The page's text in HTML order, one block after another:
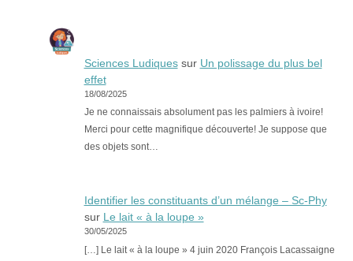
Sciences Ludiquessur Un polissage du plus bel
effet
18/08/2025
Je ne connaissais absolument pas les palmiers à ivoire!
Merci pour cette magnifique découverte! Je suppose que
des objets sont…
Identifier les constituants d’un mélange – Sc-Phy
sur Le lait « à la loupe »
30/05/2025
[…] Le lait « à la loupe » 4 juin 2020 François Lacassaigne